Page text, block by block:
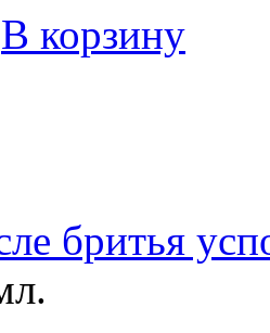
В корзину
бритья